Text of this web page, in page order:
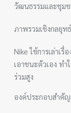
วัฒนธรรมและชุม
ภาพรวมเชิงกลยุทธ์
Nike ใช้การเล่าเ
เอาชนะตัวเอง ท
ร่วมสูง
องค์ประกอบสำคั